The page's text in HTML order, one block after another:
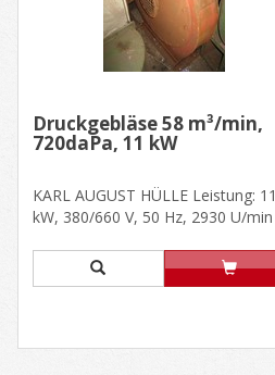
Druckgebläse 58 m³/min,
720daPa, 11 kW
KARL AUGUST HÜLLE Leistung: 11
kW, 380/660 V, 50 Hz, 2930 U/min